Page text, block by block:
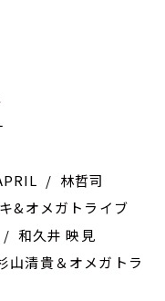
/ 林哲司
&オメガトライブ
/ 和久井 映見
山清貴＆オメガトラ